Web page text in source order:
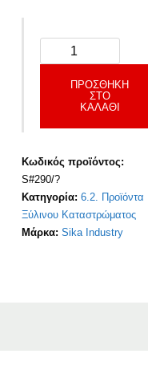
ΠΡΟΣΘΉΚΗ
ΣΤΟ
ΚΑΛΆΘΙ
Κωδικός προϊόντος:
S#290/?
Κατηγορία: 6.2. Προϊόντα
Ξύλινου Καταστρώματος
Μάρκα: Sika Industry